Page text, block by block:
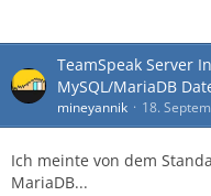
TeamSpeak Server
MySQL/MariaDB
mineyannik 18.
Ich meinte von dem
MariaDB...